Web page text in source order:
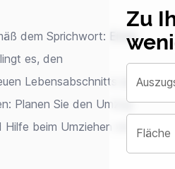
dem Sprichwort: Einen
es, den
Lebensabschnitts zu
Planen Sie den Umzug
beim Umziehen wie
Zu
Fläche